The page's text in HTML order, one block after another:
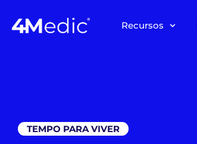
Recursos
TEMPO PARA VIVER